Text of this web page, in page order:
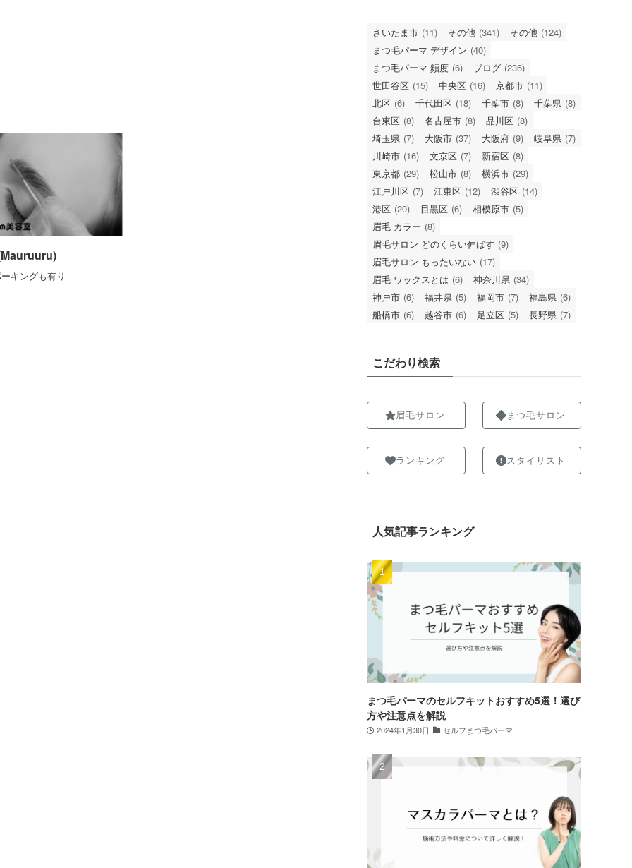
キングも有り
さいたま市 (11) その他 (341) その他 (124)
まつ毛パーマ デザイン (40)
まつ毛パーマ 頻度 (6) ブログ (236)
世田谷区 (15) 中央区 (16) 京都市 (11)
北区 (6) 千代田区 (18) 千葉市 (8) 千葉県 (8)
台東区 (8) 名古屋市 (8) 品川区 (8)
埼玉県 (7) 大阪市 (37) 大阪府 (9) 岐阜県 (7)
川崎市 (16) 文京区 (7) 新宿区 (8)
東京都 (29) 松山市 (8) 横浜市 (29)
江戸川区 (7) 江東区 (12) 渋谷区 (14)
港区 (20) 目黒区 (6) 相模原市 (5)
眉毛 カラー (8)
眉毛サロン どのくらい伸ばす (9)
眉毛サロン もったいない (17)
眉毛 ワックスとは (6) 神奈川県 (34)
神戸市 (6) 福井県 (5) 福岡市 (7) 福島県 (6)
船橋市 (6) 越谷市 (6) 足立区 (5) 長野県 (7)
こだわり検索
眉毛サロン
ランキング
まつ毛サロン
スタイリスト
人気記事ランキング
まつ毛パーマのセルフキットおすすめ5選！選び
方や注意点を解説
2024年1月30日 セルフまつ毛パーマ